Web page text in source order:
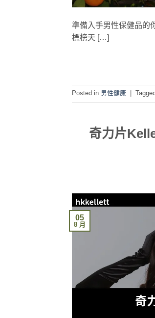
準備入手男性保健品的
標榜天 […]
Posted in 男性健康 Tagged
奇力片
05
8 月